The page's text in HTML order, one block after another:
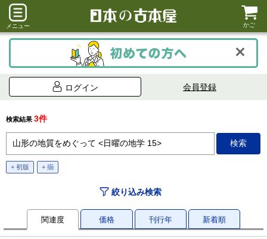
メニュー かご
ログイン 会員登録
検索結果 3件
+ 初版 + 揃
絞り込み検索
関連度 価格 刊行年 新着順